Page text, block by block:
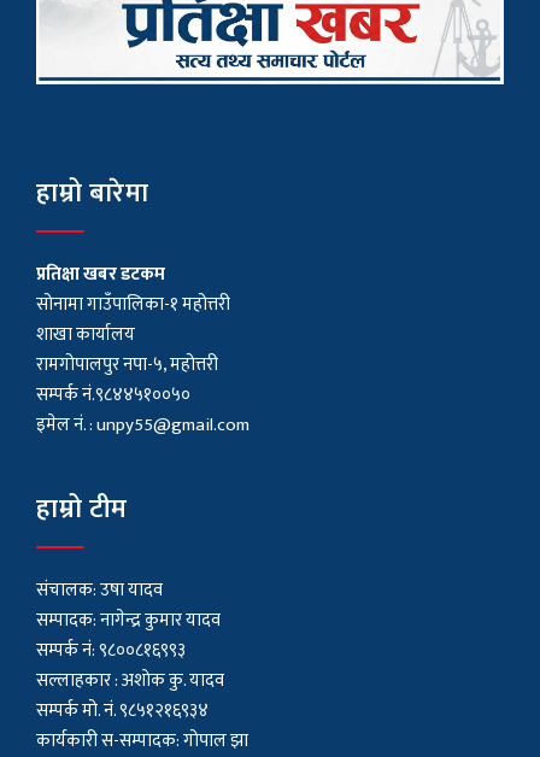
हाम्रो बारेमा
प्रतिक्षा खबर डटकम
सोनामा गाउँपालिका-१ महोत्तरी
शाखा कार्यालय
रामगोपालपुर नपा-५, महोत्तरी
सम्पर्क नं.९८४४५१००५०
इमेल नं. :unpy55@gmail.com
हाम्रो टीम
संचालक: उषा यादव
सम्पादक: नागेन्द्र कुमार यादव
सम्पर्क नं: ९८००८१६९९३
सल्लाहकार : अशाेक कु. यादव
सम्पर्क मो. नं. ९८५१२१६९३४
कार्यकारी स-सम्पादक: गोपाल झा